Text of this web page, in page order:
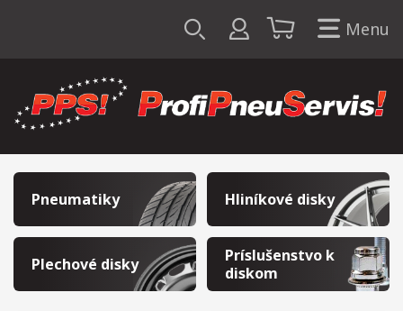
Menu
Pneumatiky Hliníkové disky
Plechové disky
Príslušenstvo k
diskom